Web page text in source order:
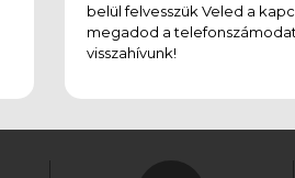
belül felvesszük Veled a
megadod a telefonszámodat,
visszahívunk!